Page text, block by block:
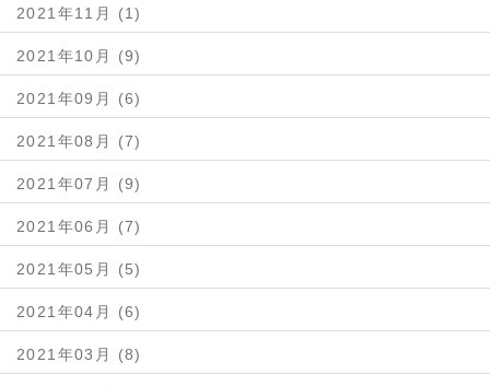
2021年11月 (1)
2021年10月 (9)
2021年09月 (6)
2021年08月 (7)
2021年07月 (9)
2021年06月 (7)
2021年05月 (5)
2021年04月 (6)
2021年03月 (8)